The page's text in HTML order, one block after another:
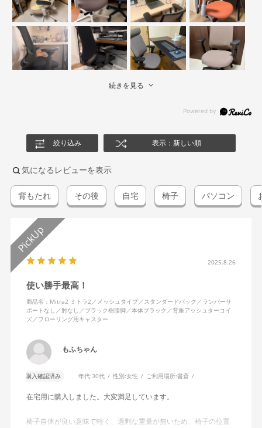
続きを見る
絞り込み 表示：新しい順
気になるレビューを表示
背もたれ その後 自宅 椅子 パソコン
2025.8.26
使い勝手最高！
商品名：Mitra2 ミトラ2／メッシュタイプ／スタンダードバック／ランバーサ
ポートなし／肘なし／ブラック樹脂脚／本体ブラック／背座アッシュターコイ
ズ／フローリング用キャスター
もふちゃん
購入確認済み 年代:30代 性別:女性 ご利用場所:書斎
在宅用に購入しました。大変満足しています。
椅子自体が良い意味で軽く、過剰な重量が無いため、椅子の位置